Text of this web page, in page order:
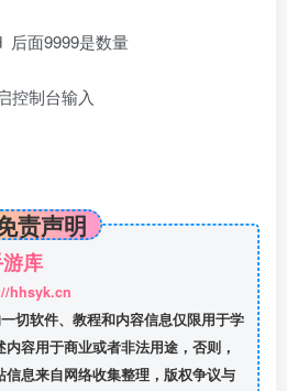
后面9999是数量
控制台输入
责声明
库
hhsyk.cn
切软件、教程和内容信息仅限用于学
容用于商业或者非法用途，否则，
息来自网络收集整理，版权争议与